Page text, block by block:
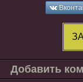
Добавить